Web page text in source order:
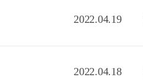
2022.04.19
2022.04.18